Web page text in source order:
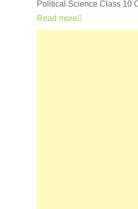
Political Science Class 10
Read more